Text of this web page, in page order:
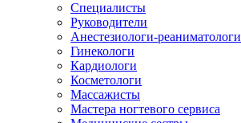
Специалисты
Руководители
Анестезиологи-реаниматологи
Гинекологи
Кардиологи
Косметологи
Массажисты
Мастера ногтевого сервиса